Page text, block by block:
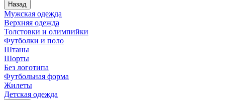
Назад
Мужская одежда
Верхняя одежда
Толстовки и олимпийки
Футболки и поло
Штаны
Шорты
Без логотипа
Футбольная форма
Жилеты
Детская одежда